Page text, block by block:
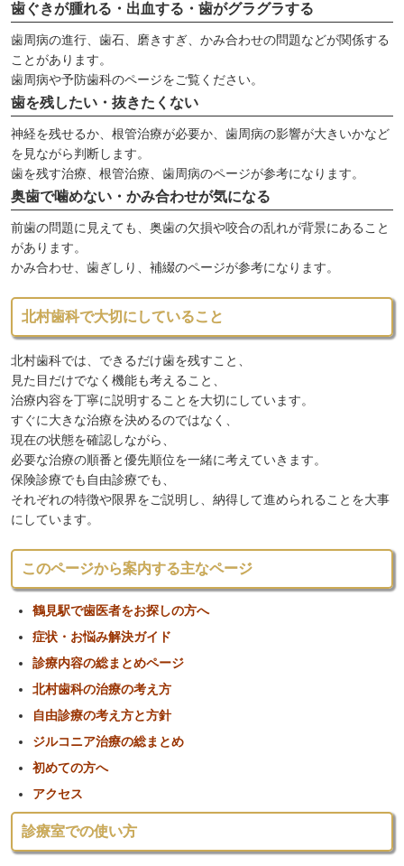
歯ぐきが腫れる・出血する・歯がグラグラする
歯周病の進行、歯石、磨きすぎ、かみ合わせの問題などが関係する
ことがあります。
歯周病や予防歯科のページをご覧ください。
歯を残したい・抜きたくない
神経を残せるか、根管治療が必要か、歯周病の影響が大きいかなど
を見ながら判断します。
歯を残す治療、根管治療、歯周病のページが参考になります。
奥歯で噛めない・かみ合わせが気になる
前歯の問題に見えても、奥歯の欠損や咬合の乱れが背景にあること
があります。
かみ合わせ、歯ぎしり、補綴のページが参考になります。
北村歯科で大切にしていること
北村歯科では、できるだけ歯を残すこと、
見た目だけでなく機能も考えること、
治療内容を丁寧に説明することを大切にしています。
すぐに大きな治療を決めるのではなく、
現在の状態を確認しながら、
必要な治療の順番と優先順位を一緒に考えていきます。
保険診療でも自由診療でも、
それぞれの特徴や限界をご説明し、納得して進められることを大事
にしています。
このページから案内する主なページ
鶴見駅で歯医者をお探しの方へ
症状・お悩み解決ガイド
診療内容の総まとめページ
北村歯科の治療の考え方
自由診療の考え方と方針
ジルコニア治療の総まとめ
初めての方へ
アクセス
診療室での使い方